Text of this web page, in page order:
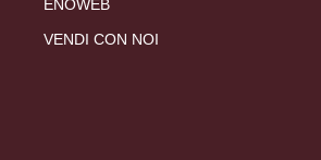
ENOWEB
VENDI CON NOI